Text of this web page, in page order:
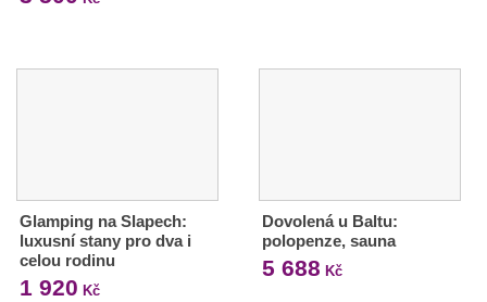
Glamping na Slapech:
luxusní stany pro dva i
celou rodinu
1 920 Kč
Dovolená u Baltu:
polopenze, sauna
5 688 Kč